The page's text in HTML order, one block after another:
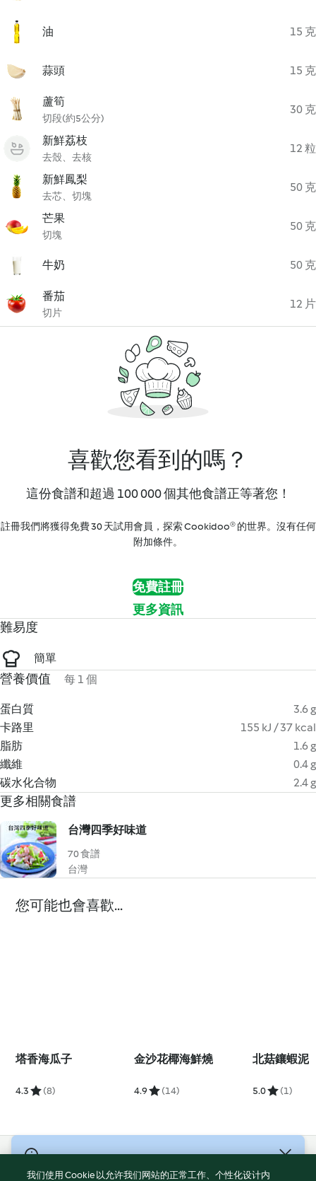
油 15 克
蒜頭 15 克
蘆筍
切段(約5公分)
30 克
新鮮荔枝
去殼、去核
12 粒
新鮮鳳梨
去芯、切塊
50 克
芒果
切塊
50 克
牛奶 50 克
番茄
切片
12 片
喜歡您看到的嗎？
這份食譜和超過 100 000 個其他食譜正等著您！
註冊我們將獲得免費 30 天試用會員，探索 Cookidoo® 的世界。沒有任何
附加條件。
免費註冊
更多資訊
難易度
簡單
營養價值 每 1 個
蛋白質
3.6 g
卡路里
155 kJ / 37 kcal
脂肪
1.6 g
纖維
0.4 g
碳水化合物
2.4 g
更多相關食譜
台灣四季好味道
70 食譜
台灣
您可能也會喜歡...
塔香海瓜子
4.3 (8)
金沙花椰海鮮燒
4.9 (14)
北菇鑲蝦泥
5.0 (1)
我们使用 Cookie 以允许我们网站的正常工作、个性化设计内